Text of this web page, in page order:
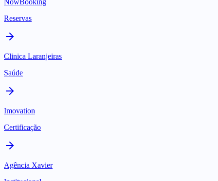
NowBooking
Reservas
Clinica Laranjeiras
Saúde
Imovation
Certificação
Agência Xavier